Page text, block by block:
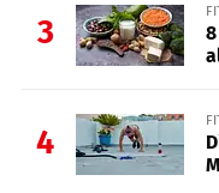
3
4